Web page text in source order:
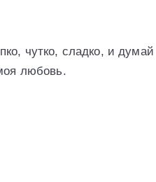
чутко, сладко, и думай
любовь.